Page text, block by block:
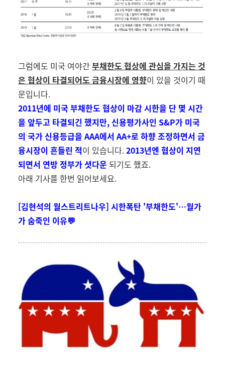
그럼에도 미국 여야간부채한도 협상에 관심을 가지는 것
은 협상이 타결되어도 금융시장에 영향이 있을 것이기 때
문입니다.
2011년에 미국 부채한도 협상이 마감 시한을 단 몇 시간
을 앞두고 타결되긴 했지만,신용평가사인 S&P가 미국
의 국가 신용등급을 AAA에서 AA+로 하향 조정하면서 금
융시장이 흔들린 적이 있습니다.2013년엔 협상이 지연
되면서 연방 정부가 셧다운 되기도 했죠.
아래 기사를 한번 읽어보세요.
[김현석의 월스트리트나우] 시한폭탄 '부채한도'…월가
가 숨죽인 이유💬